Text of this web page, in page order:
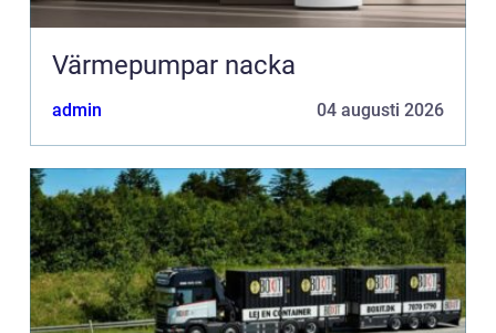
Värmepumpar nacka
admin 04 augusti 2026